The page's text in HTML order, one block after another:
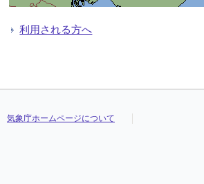
利用される方へ
気象庁ホームページについて